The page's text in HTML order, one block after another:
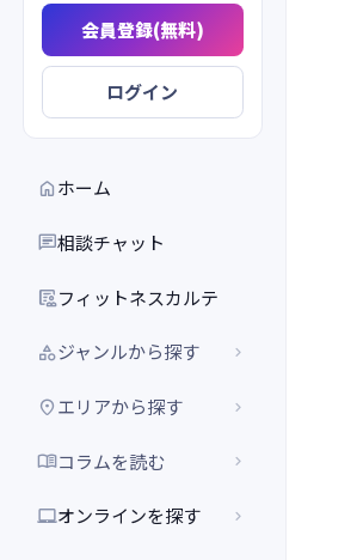
会員登録(無料)
ログイン
ホーム
相談チャット
フィットネスカルテ
ジャンルから探す 
エリアから探す 
コラムを読む 
オンラインを探す 